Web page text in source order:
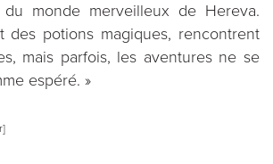
monde merveilleux de Hereva.
des potions magiques, rencontrent
mais parfois, les aventures ne se
espéré. »